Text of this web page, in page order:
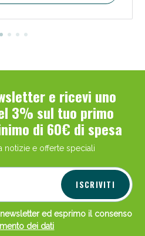
e ricevi uno
3% sul tuo primo
di 60€ di spesa
notizie e offerte speciali
ISCRIVITI
ed esprimo il consenso
dei dati
offerte di Oggi